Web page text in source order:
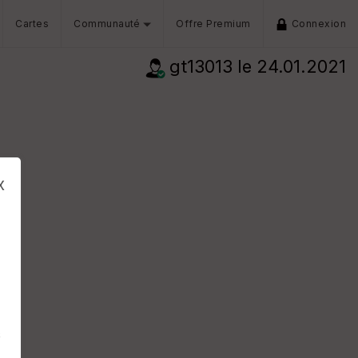
Cartes Communauté Offre Premium Connexion
gt13013 le 24.01.2021